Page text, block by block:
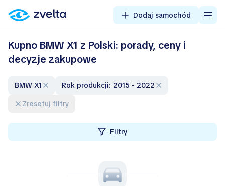
Dodaj samochód
Kupno BMW X1 z Polski: porady, ceny i
decyzje zakupowe
BMW X1
Rok produkcji: 2015 - 2022
Zresetuj filtry
Filtry